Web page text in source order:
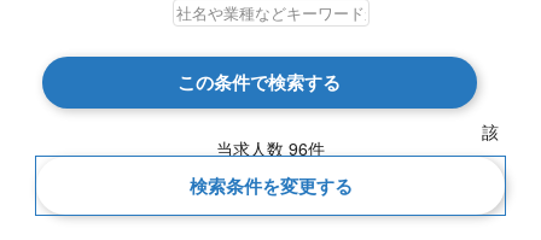
この条件で検索する
該
当求人数 96件
検索条件を変更する
検索結果 96 件
現在の検索条件